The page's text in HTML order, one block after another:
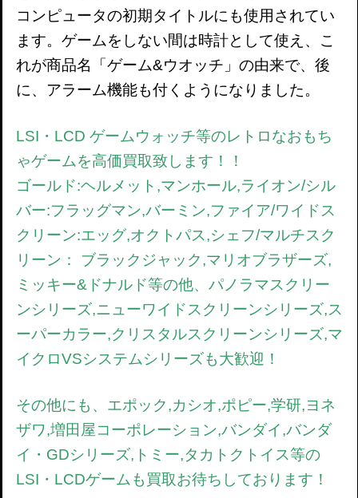
コンピュータの初期タイトルにも使用されてい
ます。ゲームをしない間は時計として使え、こ
れが商品名「ゲーム&ウオッチ」の由来で、後
に、アラーム機能も付くようになりました。
LSI・LCD ゲームウォッチ等のレトロなおもち
ゃゲームを高価買取致します！！
ゴールド:ヘルメット,マンホール,ライオン/シル
バー:フラッグマン,バーミン,ファイア/ワイドス
クリーン:エッグ,オクトパス,シェフ/マルチスク
リーン： ブラックジャック,マリオブラザーズ,
ミッキー&ドナルド等の他、パノラマスクリー
ンシリーズ,ニューワイドスクリーンシリーズ,ス
ーパーカラー,クリスタルスクリーンシリーズ,マ
イクロVSシステムシリーズも大歓迎！
その他にも、エポック,カシオ,ポピー,学研,ヨネ
ザワ,増田屋コーポレーション,バンダイ,バンダ
イ・GDシリーズ,トミー,タカトクトイス等の
LSI・LCDゲームも買取お待ちしております！